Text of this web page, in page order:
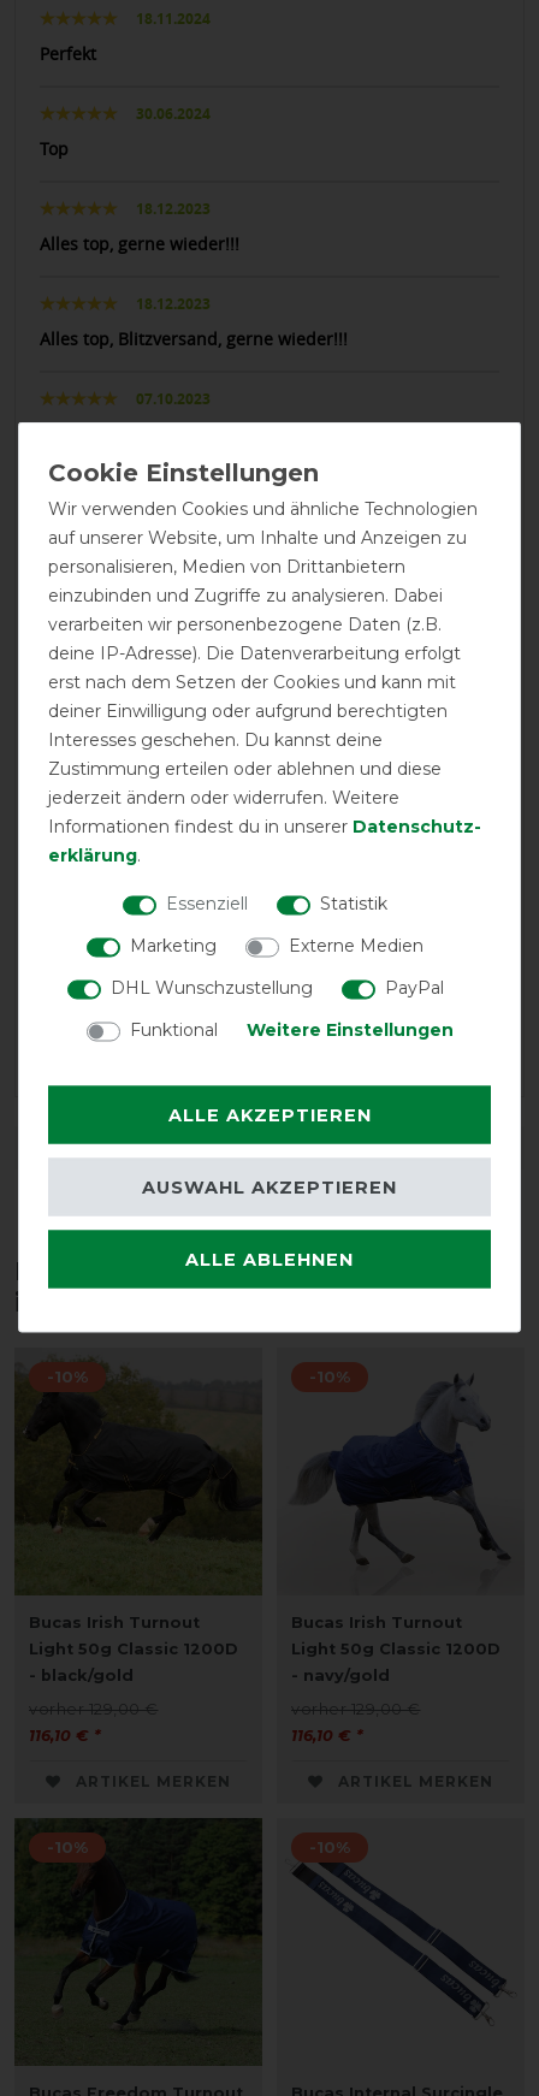
18.11.2024
Perfekt
30.06.2024
Top
18.12.2023
Alles top, gerne wieder!!!
18.12.2023
Alles top, Blitzversand, gerne wieder!!!
07.10.2023
Verhältnis
11.01.2023
Produnkt einwandfrei
05.12.2022
Top
12.11.2021
sehr gut
03.05.2021
12.04.2021
Vollkommen zufrieden. Mehr fällt mir zu Beinschnüren
nicht ein ;-)
DETAILS ZUR PRODUKTSICHERHEIT
Diese Produkte könnten dich auch
interessieren
-10%
Bucas Irish Turnout
Light 50g Classic 1200D
- black/gold
vorher 129,00 €
116,10 € *
ARTIKEL MERKEN
-10%
Bucas Irish Turnout
Light 50g Classic 1200D
- navy/gold
vorher 129,00 €
116,10 € *
ARTIKEL MERKEN
-10% -10%
Wir verwenden Cookies und ähnliche Technologien
auf unserer Website, um Inhalte und Anzeigen zu
personalisieren, Medien von Drittanbietern
einzubinden und Zugriffe zu analysieren. Dabei
verarbeiten wir personenbezogene Daten (z.B.
deine IP-Adresse). Die Datenverarbeitung erfolgt
erst nach dem Setzen der Cookies und kann mit
deiner Einwilligung oder aufgrund berechtigten
Interesses geschehen. Du kannst deine
Zustimmung erteilen oder ablehnen und diese
jederzeit ändern oder widerrufen. Weitere
Informationen findest du in unserer Daten­schutz­
erklärung.
Essenziell
Statistik
Marketing
Externe Medien
DHL Wunschzustellung
PayPal
Funktional
Weitere Einstellungen
ALLE AKZEPTIEREN
ALLE ABLEHNEN
AUSWAHL AKZEPTIEREN